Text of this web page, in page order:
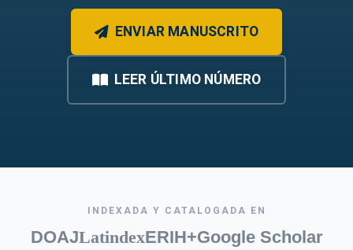
ENVIAR MANUSCRITO
LEER ÚLTIMO NÚMERO
INDEXADA Y CATALOGADA EN
DOAJLatindexERIH+Google Scholar